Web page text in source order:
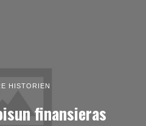
HISTORIEN
finansieras